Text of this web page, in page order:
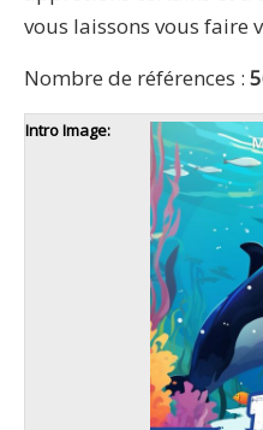
vous laissons vous faire
Nombre de références :